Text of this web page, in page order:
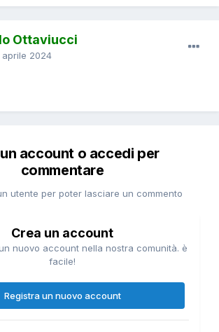
Ottaviucci
aprile 2024
account o accedi per
commentare
utente per poter lasciare un commento
Crea un account
nuovo account nella nostra comunità. è
facile!
Registra un nuovo account